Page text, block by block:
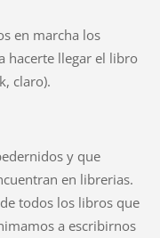
en marcha los
hacerte llegar el libro
claro).
y que
en librerias.
todos los libros que
a escribirnos